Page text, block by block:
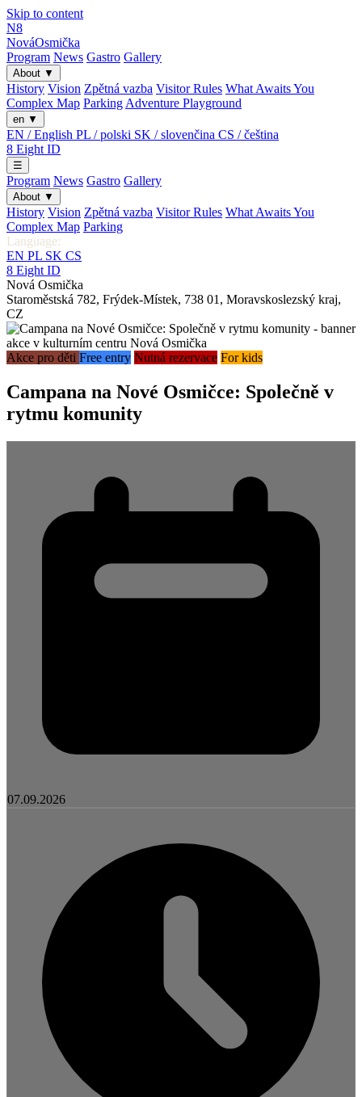
Skip to content
N8
NováOsmička
Program News Gastro Gallery
About ▼
History Vision Zpětná vazba Visitor Rules What Awaits You
Complex Map Parking Adventure Playground
en ▼
EN / English PL / polski SK / slovenčina CS / čeština
8 Eight ID
☰
Program News Gastro Gallery
About ▼
History Vision Zpětná vazba Visitor Rules What Awaits You
Complex Map Parking
Language:
EN PL SK CS
8 Eight ID
Nová Osmička
Staroměstská 782, Frýdek-Místek, 738 01 , Moravskoslezský kraj,
CZ
Akce pro děti Free entry Nutná rezervace For kids
Campana na Nové Osmičce: Společně v
rytmu komunity
07.09.2026